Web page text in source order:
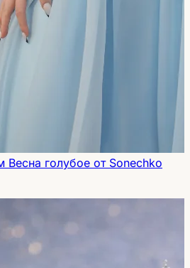
голубое от Sonechko